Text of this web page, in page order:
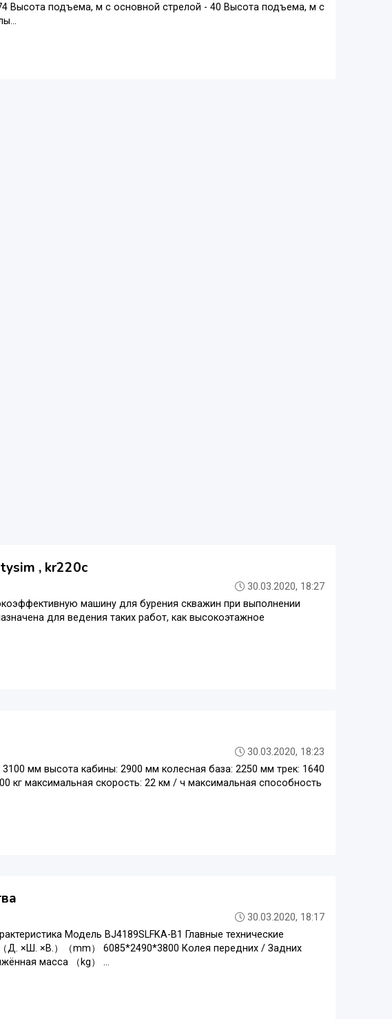
Высота подъема, м с основной стрелой - 40 Высота подъема, м с
, kr220c
30.03.2020, 18:27
машину для бурения скважин при выполнении
для ведения таких работ, как высокоэтажное
30.03.2020, 18:23
мм высота кабины: 2900 мм колесная база: 2250 мм трек: 1640
максимальная скорость: 22 км / ч максимальная способность
30.03.2020, 18:17
Модель BJ4189SLFKA-B1 Главные технические
Д. ×Ш. ×В.）（mm） 6085*2490*3800 Колея передних / Задних
масса （kg） ...